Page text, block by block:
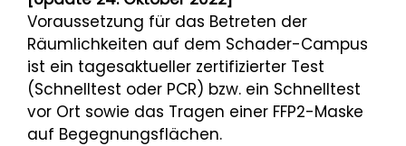
Voraussetzung für das Betreten der
Räumlichkeiten auf dem Schader-Campus
ist ein tagesaktueller zertifizierter Test
(Schnelltest oder PCR) bzw. ein Schnelltest
vor Ort sowie das Tragen einer FFP2-Maske
auf Begegnungsflächen.